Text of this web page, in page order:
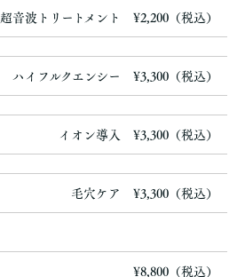
超音波トリートメント ¥2,200（税込）
ハイフルクエンシー ¥3,300（税込）
イオン導入 ¥3,300（税込）
毛穴ケア ¥3,300（税込）
¥8,800（税込）